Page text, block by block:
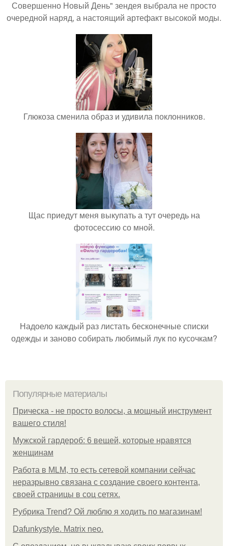
Совершенно Новый День" зендея выбрала не просто
очередной наряд, а настоящий артефакт высокой моды.
Глюкоза сменила образ и удивила поклонников.
Щас приедут меня выкупать а тут очередь на
фотосессию со мной.
Надоело каждый раз листать бесконечные списки
одежды и заново собирать любимый лук по кусочкам?
Популярные материалы
Прическа - не просто волосы, а мощный инструмент
вашего стиля!
Мужской гардероб: 6 вещей, которые нравятся
женщинам
Работа в MLM, то есть сетевой компании сейчас
неразрывно связана с создание своего контента,
своей страницы в соц сетях.
Рубрика Trend? Ой люблю я ходить по магазинам!
Dafunkystyle. Matrix neo.